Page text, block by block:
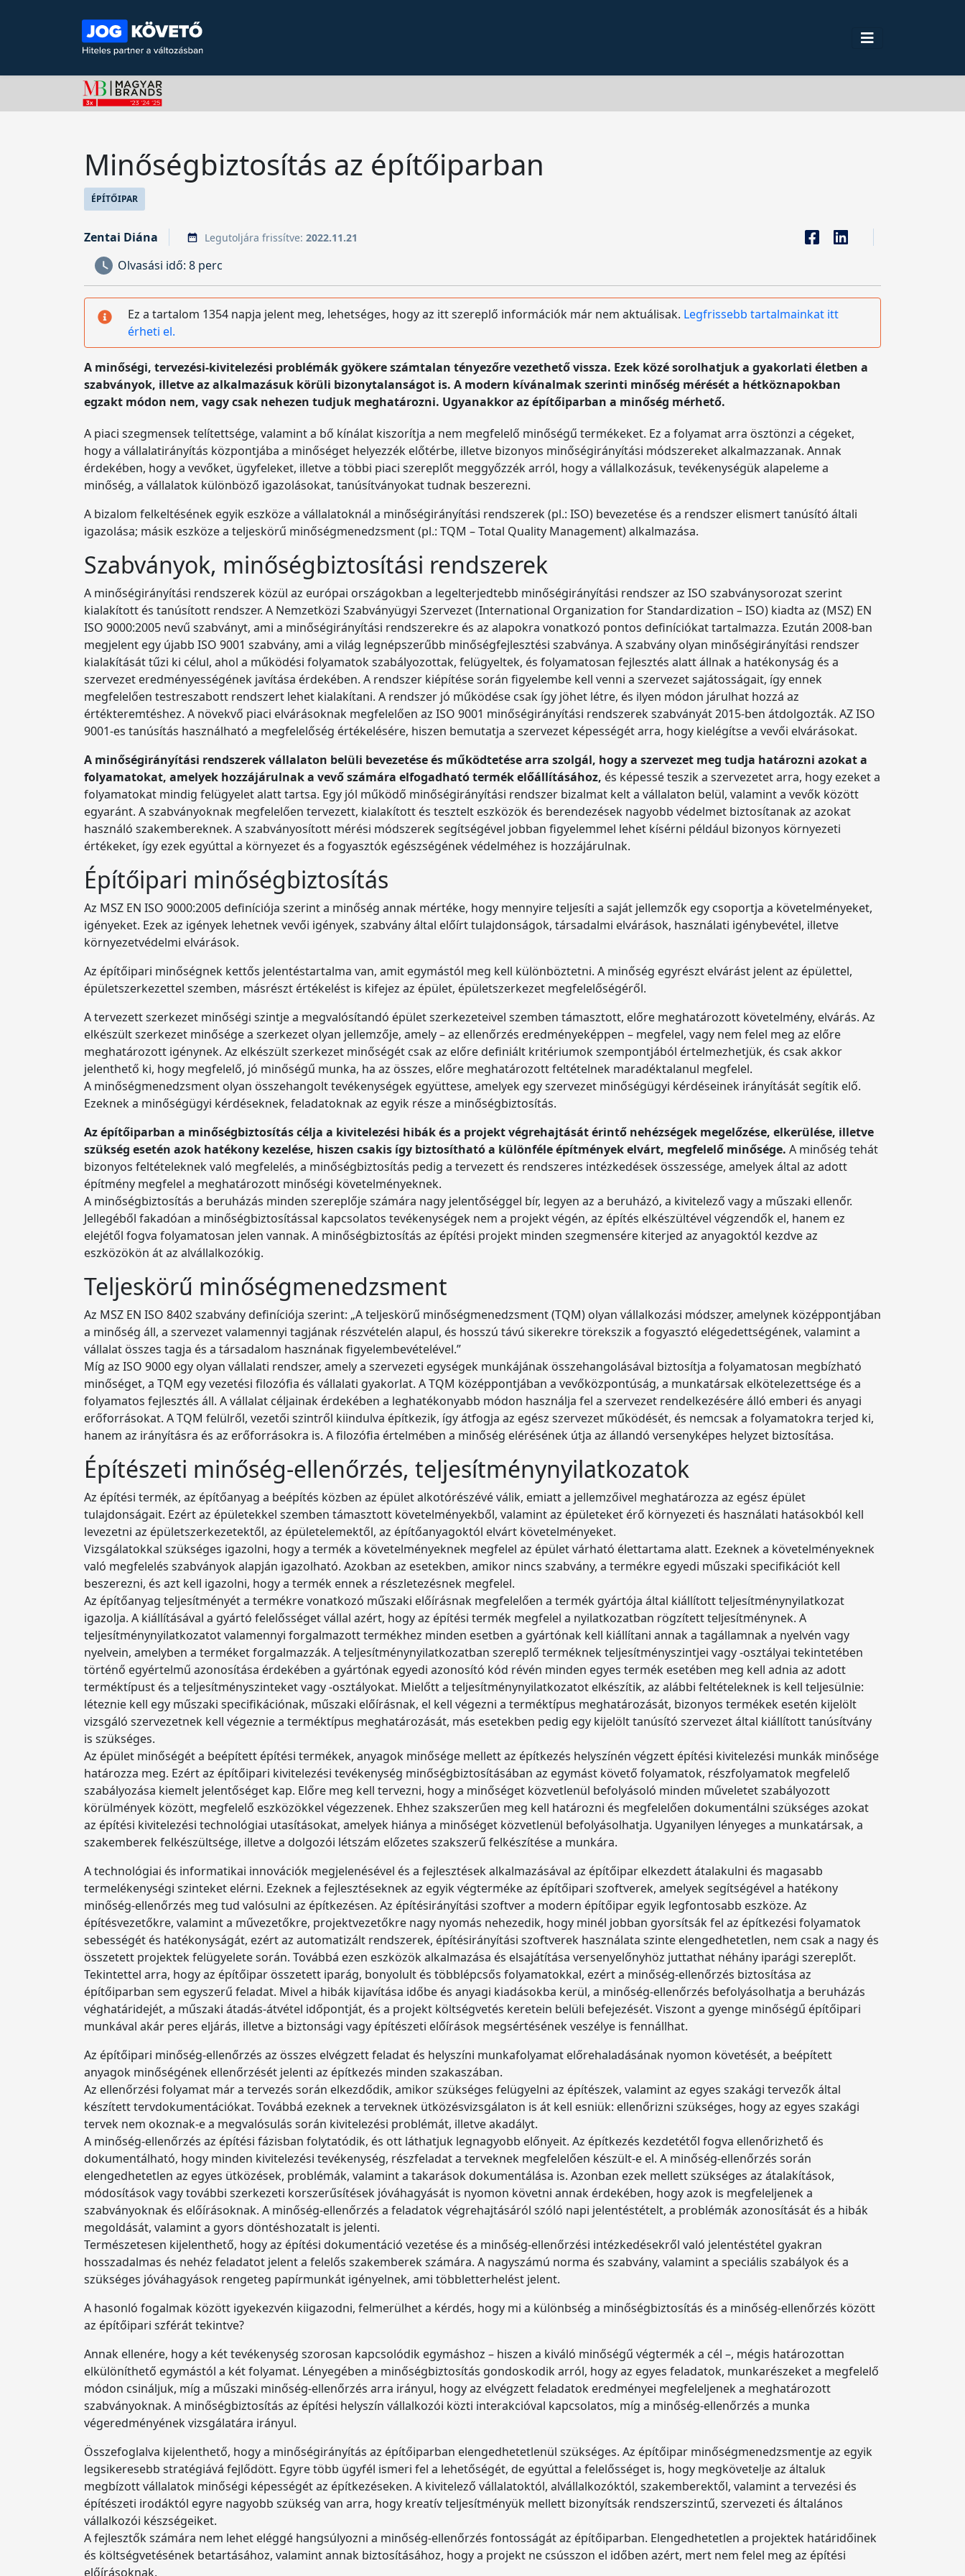
Minőségbiztosítás az építőiparban
ÉPÍTŐIPAR
Zentai Diána Legutoljára frissítve: 2022.11.21
Olvasási idő: 8 perc
Ez a tartalom 1354 napja jelent meg, lehetséges, hogy az itt szereplő információk már nem aktuálisak. Legfrissebb tartalmainkat itt
érheti el.
A minőségi, tervezési-kivitelezési problémák gyökere számtalan tényezőre vezethető vissza. Ezek közé sorolhatjuk a gyakorlati életben a
szabványok, illetve az alkalmazásuk körüli bizonytalanságot is. A modern kívánalmak szerinti minőség mérését a hétköznapokban
egzakt módon nem, vagy csak nehezen tudjuk meghatározni. Ugyanakkor az építőiparban a minőség mérhető.
A piaci szegmensek telítettsége, valamint a bő kínálat kiszorítja a nem megfelelő minőségű termékeket. Ez a folyamat arra ösztönzi a cégeket,
hogy a vállalatirányítás központjába a minőséget helyezzék előtérbe, illetve bizonyos minőségirányítási módszereket alkalmazzanak. Annak
érdekében, hogy a vevőket, ügyfeleket, illetve a többi piaci szereplőt meggyőzzék arról, hogy a vállalkozásuk, tevékenységük alapeleme a
minőség, a vállalatok különböző igazolásokat, tanúsítványokat tudnak beszerezni.
A bizalom felkeltésének egyik eszköze a vállalatoknál a minőségirányítási rendszerek (pl.: ISO) bevezetése és a rendszer elismert tanúsító általi
igazolása; másik eszköze a teljeskörű minőségmenedzsment (pl.: TQM – Total Quality Management) alkalmazása.
Szabványok, minőségbiztosítási rendszerek
A minőségirányítási rendszerek közül az európai országokban a legelterjedtebb minőségirányítási rendszer az ISO szabványsorozat szerint
kialakított és tanúsított rendszer. A Nemzetközi Szabványügyi Szervezet (International Organization for Standardization – ISO) kiadta az (MSZ) EN
ISO 9000:2005 nevű szabványt, ami a minőségirányítási rendszerekre és az alapokra vonatkozó pontos definíciókat tartalmazza. Ezután 2008-ban
megjelent egy újabb ISO 9001 szabvány, ami a világ legnépszerűbb minőségfejlesztési szabványa. A szabvány olyan minőségirányítási rendszer
kialakítását tűzi ki célul, ahol a működési folyamatok szabályozottak, felügyeltek, és folyamatosan fejlesztés alatt állnak a hatékonyság és a
szervezet eredményességének javítása érdekében. A rendszer kiépítése során figyelembe kell venni a szervezet sajátosságait, így ennek
megfelelően testreszabott rendszert lehet kialakítani. A rendszer jó működése csak így jöhet létre, és ilyen módon járulhat hozzá az
értékteremtéshez. A növekvő piaci elvárásoknak megfelelően az ISO 9001 minőségirányítási rendszerek szabványát 2015-ben átdolgozták. AZ ISO
9001-es tanúsítás használható a megfelelőség értékelésére, hiszen bemutatja a szervezet képességét arra, hogy kielégítse a vevői elvárásokat.
A minőségirányítási rendszerek vállalaton belüli bevezetése és működtetése arra szolgál, hogy a szervezet meg tudja határozni azokat a
folyamatokat, amelyek hozzájárulnak a vevő számára elfogadható termék előállításához, és képessé teszik a szervezetet arra, hogy ezeket a
folyamatokat mindig felügyelet alatt tartsa. Egy jól működő minőségirányítási rendszer bizalmat kelt a vállalaton belül, valamint a vevők között
egyaránt. A szabványoknak megfelelően tervezett, kialakított és tesztelt eszközök és berendezések nagyobb védelmet biztosítanak az azokat
használó szakembereknek. A szabványosított mérési módszerek segítségével jobban figyelemmel lehet kísérni például bizonyos környezeti
értékeket, így ezek egyúttal a környezet és a fogyasztók egészségének védelméhez is hozzájárulnak.
Építőipari minőségbiztosítás
Az MSZ EN ISO 9000:2005 definíciója szerint a minőség annak mértéke, hogy mennyire teljesíti a saját jellemzők egy csoportja a követelményeket,
igényeket. Ezek az igények lehetnek vevői igények, szabvány által előírt tulajdonságok, társadalmi elvárások, használati igénybevétel, illetve
környezetvédelmi elvárások.
Az építőipari minőségnek kettős jelentéstartalma van, amit egymástól meg kell különböztetni. A minőség egyrészt elvárást jelent az épülettel,
épületszerkezettel szemben, másrészt értékelést is kifejez az épület, épületszerkezet megfelelőségéről.
A tervezett szerkezet minőségi szintje a megvalósítandó épület szerkezeteivel szemben támasztott, előre meghatározott követelmény, elvárás. Az
elkészült szerkezet minősége a szerkezet olyan jellemzője, amely – az ellenőrzés eredményeképpen – megfelel, vagy nem felel meg az előre
meghatározott igénynek. Az elkészült szerkezet minőségét csak az előre definiált kritériumok szempontjából értelmezhetjük, és csak akkor
jelenthető ki, hogy megfelelő, jó minőségű munka, ha az összes, előre meghatározott feltételnek maradéktalanul megfelel.
A minőségmenedzsment olyan összehangolt tevékenységek együttese, amelyek egy szervezet minőségügyi kérdéseinek irányítását segítik elő.
Ezeknek a minőségügyi kérdéseknek, feladatoknak az egyik része a minőségbiztosítás.
Az építőiparban a minőségbiztosítás célja a kivitelezési hibák és a projekt végrehajtását érintő nehézségek megelőzése, elkerülése, illetve
szükség esetén azok hatékony kezelése, hiszen csakis így biztosítható a különféle építmények elvárt, megfelelő minősége. A minőség tehát
bizonyos feltételeknek való megfelelés, a minőségbiztosítás pedig a tervezett és rendszeres intézkedések összessége, amelyek által az adott
építmény megfelel a meghatározott minőségi követelményeknek.
A minőségbiztosítás a beruházás minden szereplője számára nagy jelentőséggel bír, legyen az a beruházó, a kivitelező vagy a műszaki ellenőr.
Jellegéből fakadóan a minőségbiztosítással kapcsolatos tevékenységek nem a projekt végén, az építés elkészültével végzendők el, hanem ez
elejétől fogva folyamatosan jelen vannak. A minőségbiztosítás az építési projekt minden szegmensére kiterjed az anyagoktól kezdve az
eszközökön át az alvállalkozókig.
Teljeskörű minőségmenedzsment
Az MSZ EN ISO 8402 szabvány definíciója szerint: „A teljeskörű minőségmenedzsment (TQM) olyan vállalkozási módszer, amelynek középpontjában
a minőség áll, a szervezet valamennyi tagjának részvételén alapul, és hosszú távú sikerekre törekszik a fogyasztó elégedettségének, valamint a
vállalat összes tagja és a társadalom hasznának figyelembevételével.”
Míg az ISO 9000 egy olyan vállalati rendszer, amely a szervezeti egységek munkájának összehangolásával biztosítja a folyamatosan megbízható
minőséget, a TQM egy vezetési filozófia és vállalati gyakorlat. A TQM középpontjában a vevőközpontúság, a munkatársak elkötelezettsége és a
folyamatos fejlesztés áll. A vállalat céljainak érdekében a leghatékonyabb módon használja fel a szervezet rendelkezésére álló emberi és anyagi
erőforrásokat. A TQM felülről, vezetői szintről kiindulva építkezik, így átfogja az egész szervezet működését, és nemcsak a folyamatokra terjed ki,
hanem az irányításra és az erőforrásokra is. A filozófia értelmében a minőség elérésének útja az állandó versenyképes helyzet biztosítása.
Építészeti minőség-ellenőrzés, teljesítménynyilatkozatok
Az építési termék, az építőanyag a beépítés közben az épület alkotórészévé válik, emiatt a jellemzőivel meghatározza az egész épület
tulajdonságait. Ezért az épületekkel szemben támasztott követelményekből, valamint az épületeket érő környezeti és használati hatásokból kell
levezetni az épületszerkezetektől, az épületelemektől, az építőanyagoktól elvárt követelményeket.
Vizsgálatokkal szükséges igazolni, hogy a termék a követelményeknek megfelel az épület várható élettartama alatt. Ezeknek a követelményeknek
való megfelelés szabványok alapján igazolható. Azokban az esetekben, amikor nincs szabvány, a termékre egyedi műszaki specifikációt kell
beszerezni, és azt kell igazolni, hogy a termék ennek a részletezésnek megfelel.
Az építőanyag teljesítményét a termékre vonatkozó műszaki előírásnak megfelelően a termék gyártója által kiállított teljesítménynyilatkozat
igazolja. A kiállításával a gyártó felelősséget vállal azért, hogy az építési termék megfelel a nyilatkozatban rögzített teljesítménynek. A
teljesítménynyilatkozatot valamennyi forgalmazott termékhez minden esetben a gyártónak kell kiállítani annak a tagállamnak a nyelvén vagy
nyelvein, amelyben a terméket forgalmazzák. A teljesítménynyilatkozatban szereplő terméknek teljesítményszintjei vagy -osztályai tekintetében
történő egyértelmű azonosítása érdekében a gyártónak egyedi azonosító kód révén minden egyes termék esetében meg kell adnia az adott
terméktípust és a teljesítményszinteket vagy -osztályokat. Mielőtt a teljesítménynyilatkozatot elkészítik, az alábbi feltételeknek is kell teljesülnie:
léteznie kell egy műszaki specifikációnak, műszaki előírásnak, el kell végezni a terméktípus meghatározását, bizonyos termékek esetén kijelölt
vizsgáló szervezetnek kell végeznie a terméktípus meghatározását, más esetekben pedig egy kijelölt tanúsító szervezet által kiállított tanúsítvány
is szükséges.
Az épület minőségét a beépített építési termékek, anyagok minősége mellett az építkezés helyszínén végzett építési kivitelezési munkák minősége
határozza meg. Ezért az építőipari kivitelezési tevékenység minőségbiztosításában az egymást követő folyamatok, részfolyamatok megfelelő
szabályozása kiemelt jelentőséget kap. Előre meg kell tervezni, hogy a minőséget közvetlenül befolyásoló minden műveletet szabályozott
körülmények között, megfelelő eszközökkel végezzenek. Ehhez szakszerűen meg kell határozni és megfelelően dokumentálni szükséges azokat
az építési kivitelezési technológiai utasításokat, amelyek hiánya a minőséget közvetlenül befolyásolhatja. Ugyanilyen lényeges a munkatársak, a
szakemberek felkészültsége, illetve a dolgozói létszám előzetes szakszerű felkészítése a munkára.
A technológiai és informatikai innovációk megjelenésével és a fejlesztések alkalmazásával az építőipar elkezdett átalakulni és magasabb
termelékenységi szinteket elérni. Ezeknek a fejlesztéseknek az egyik végterméke az építőipari szoftverek, amelyek segítségével a hatékony
minőség-ellenőrzés meg tud valósulni az építkezésen. Az építésirányítási szoftver a modern építőipar egyik legfontosabb eszköze. Az
építésvezetőkre, valamint a művezetőkre, projektvezetőkre nagy nyomás nehezedik, hogy minél jobban gyorsítsák fel az építkezési folyamatok
sebességét és hatékonyságát, ezért az automatizált rendszerek, építésirányítási szoftverek használata szinte elengedhetetlen, nem csak a nagy és
összetett projektek felügyelete során. Továbbá ezen eszközök alkalmazása és elsajátítása versenyelőnyhöz juttathat néhány iparági szereplőt.
Tekintettel arra, hogy az építőipar összetett iparág, bonyolult és többlépcsős folyamatokkal, ezért a minőség-ellenőrzés biztosítása az
építőiparban sem egyszerű feladat. Mivel a hibák kijavítása időbe és anyagi kiadásokba kerül, a minőség-ellenőrzés befolyásolhatja a beruházás
véghatáridejét, a műszaki átadás-átvétel időpontját, és a projekt költségvetés keretein belüli befejezését. Viszont a gyenge minőségű építőipari
munkával akár peres eljárás, illetve a biztonsági vagy építészeti előírások megsértésének veszélye is fennállhat.
Az építőipari minőség-ellenőrzés az összes elvégzett feladat és helyszíni munkafolyamat előrehaladásának nyomon követését, a beépített
anyagok minőségének ellenőrzését jelenti az építkezés minden szakaszában.
Az ellenőrzési folyamat már a tervezés során elkezdődik, amikor szükséges felügyelni az építészek, valamint az egyes szakági tervezők által
készített tervdokumentációkat. Továbbá ezeknek a terveknek ütközésvizsgálaton is át kell esniük: ellenőrizni szükséges, hogy az egyes szakági
tervek nem okoznak-e a megvalósulás során kivitelezési problémát, illetve akadályt.
A minőség-ellenőrzés az építési fázisban folytatódik, és ott láthatjuk legnagyobb előnyeit. Az építkezés kezdetétől fogva ellenőrizhető és
dokumentálható, hogy minden kivitelezési tevékenység, részfeladat a terveknek megfelelően készült-e el. A minőség-ellenőrzés során
elengedhetetlen az egyes ütközések, problémák, valamint a takarások dokumentálása is. Azonban ezek mellett szükséges az átalakítások,
módosítások vagy további szerkezeti korszerűsítések jóváhagyását is nyomon követni annak érdekében, hogy azok is megfeleljenek a
szabványoknak és előírásoknak. A minőség-ellenőrzés a feladatok végrehajtásáról szóló napi jelentéstételt, a problémák azonosítását és a hibák
megoldását, valamint a gyors döntéshozatalt is jelenti.
Természetesen kijelenthető, hogy az építési dokumentáció vezetése és a minőség-ellenőrzési intézkedésekről való jelentéstétel gyakran
hosszadalmas és nehéz feladatot jelent a felelős szakemberek számára. A nagyszámú norma és szabvány, valamint a speciális szabályok és a
szükséges jóváhagyások rengeteg papírmunkát igényelnek, ami többletterhelést jelent.
A hasonló fogalmak között igyekezvén kiigazodni, felmerülhet a kérdés, hogy mi a különbség a minőségbiztosítás és a minőség-ellenőrzés között
az építőipari szférát tekintve?
Annak ellenére, hogy a két tevékenység szorosan kapcsolódik egymáshoz – hiszen a kiváló minőségű végtermék a cél –, mégis határozottan
elkülöníthető egymástól a két folyamat. Lényegében a minőségbiztosítás gondoskodik arról, hogy az egyes feladatok, munkarészeket a megfelelő
módon csináljuk, míg a műszaki minőség-ellenőrzés arra irányul, hogy az elvégzett feladatok eredményei megfeleljenek a meghatározott
szabványoknak. A minőségbiztosítás az építési helyszín vállalkozói közti interakcióval kapcsolatos, míg a minőség-ellenőrzés a munka
végeredményének vizsgálatára irányul.
Összefoglalva kijelenthető, hogy a minőségirányítás az építőiparban elengedhetetlenül szükséges. Az építőipar minőségmenedzsmentje az egyik
legsikeresebb stratégiává fejlődött. Egyre több ügyfél ismeri fel a lehetőségét, de egyúttal a felelősséget is, hogy megkövetelje az általuk
megbízott vállalatok minőségi képességét az építkezéseken. A kivitelező vállalatoktól, alvállalkozóktól, szakemberektől, valamint a tervezési és
építészeti irodáktól egyre nagyobb szükség van arra, hogy kreatív teljesítményük mellett bizonyítsák rendszerszintű, szervezeti és általános
vállalkozói készségeiket.
A fejlesztők számára nem lehet eléggé hangsúlyozni a minőség-ellenőrzés fontosságát az építőiparban. Elengedhetetlen a projektek határidőinek
és költségvetésének betartásához, valamint annak biztosításához, hogy a projekt ne csússzon el időben azért, mert nem felel meg az építési
előírásoknak.